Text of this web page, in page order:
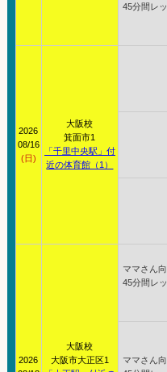
45分間レ
2026
08/16
(日)
大阪校
箕面市1
「千里中央駅」付
近の体育館（1）
2026
大阪校
大阪市大正区1
ママさん
45分間レ
ママさん